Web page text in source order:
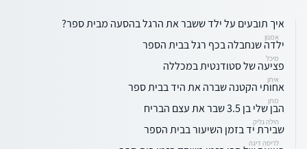
איך תובעים על ילד ששבר את הרגל בהסעה מבית ספר?
אמנון
ילדה שנחבלה בכף רגל בבית הספר
מיכל
פציעה של סטודנטית במכללה
איתן
אחותי הקטנה שברה את היד בבית ספר
מתן
הבן שלי בן 3.5 שבר את עצם הבריח
הילה גליק
שבירת יד בזמן השיעור בבית הספר
לריסה דיגה